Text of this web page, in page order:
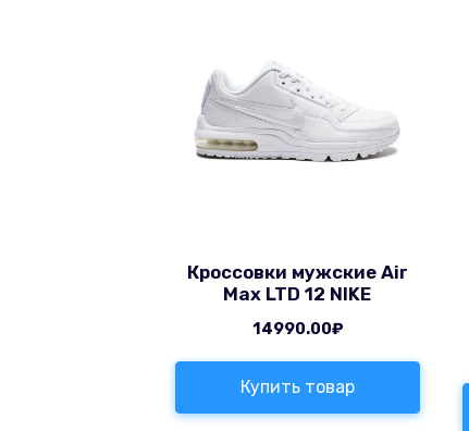
Кроссовки мужские Air
Max LTD 12 NIKE
14990.00₽
Купить товар